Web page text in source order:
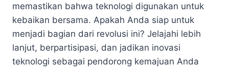
memastikan bahwa teknologi digunakan untuk
kebaikan bersama. Apakah Anda siap untuk
menjadi bagian dari revolusi ini? Jelajahi lebih
lanjut, berpartisipasi, dan jadikan inovasi
teknologi sebagai pendorong kemajuan Anda